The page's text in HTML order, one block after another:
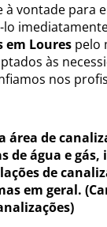
à vontade para
lo
em Loures pelo
às
nos
área de
água e
de
em geral.